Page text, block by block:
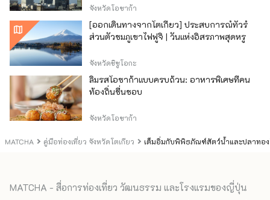
MATCHA คู่มือท่องเที่ยว จังหวัดโตเกียว เต็มอิ่มกับพิพิธภัณฑ์สัตว์น้ำและปลาทองใ
จังหวัดโอซาก้า
[ออกเดินทางจากโตเกียว] ประสบการณ์ทัวร์
ส่วนตัวชมภูเขาไฟฟูจิ | วันแห่งอิสรภาพสุดหรู
จังหวัดชิซูโอกะ
ลิ้มรสโอซาก้าแบบครบถ้วน: อาหารพิเศษที่คน
ท้องถิ่นชื่นชอบ
จังหวัดโอซาก้า
MATCHA - สื่อการท่องเที่ยว วัฒนธรรม และโรงแรมของญี่ปุ่น